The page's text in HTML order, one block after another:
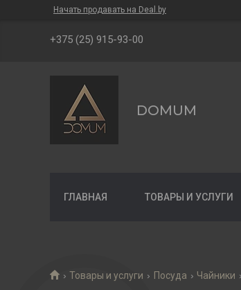
Начать продавать на Deal.by
+375 (25) 915-93-00
DOMUM
ГЛАВНАЯ ТОВАРЫ И УСЛУГИ
Товары и услуги Посуда Чайники